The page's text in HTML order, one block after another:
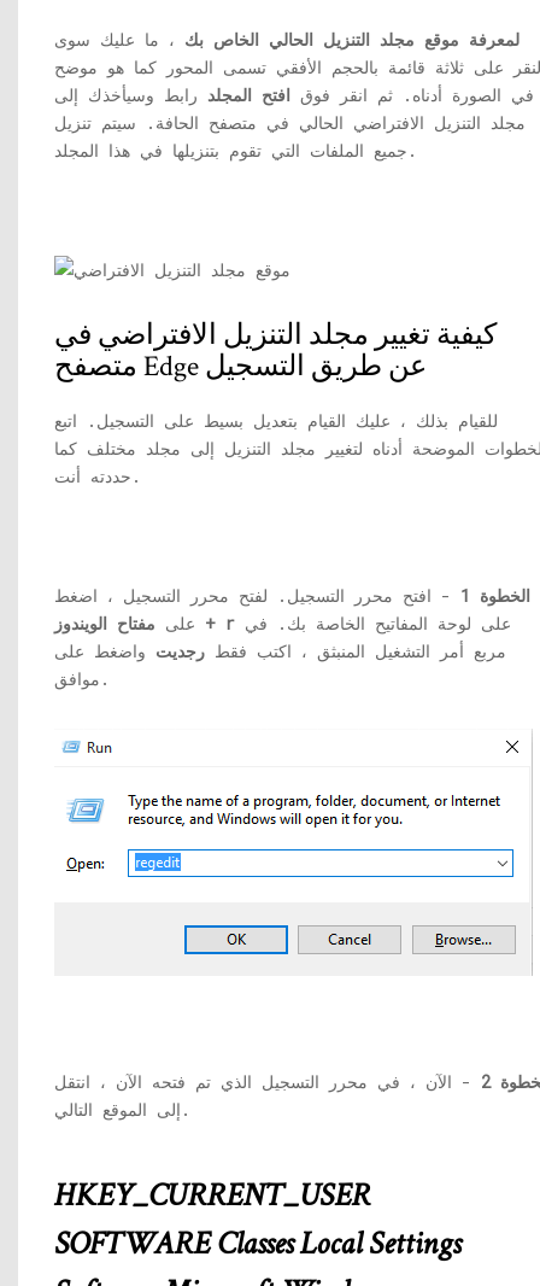
لمعرفة موقع مجلد التنزيل الحالي الخاص بك ، ما عليك سوى
على ثلاثة قائمة بالحجم الأفقي تسمى المحور كما هو موضح
في الصورة أدناه. ثم انقر فوق افتح المجلد رابط وسيأخذك إلى
مجلد التنزيل الافتراضي الحالي في متصفح الحافة. سيتم تنزيل
جميع الملفات التي تقوم بتنزيلها في هذا المجلد.
كيفية تغيير مجلد التنزيل الافتراضي في
متصفح Edge عن طريق التسجيل
للقيام بذلك ، عليك القيام بتعديل بسيط على التسجيل. اتبع
الموضحة أدناه لتغيير مجلد التنزيل إلى مجلد مختلف كما
حددته أنت.
الخطوة 1
- افتح محرر التسجيل. لفتح محرر التسجيل ، اضغط
على مفتاح الويندوز + r
مربع أمر التشغيل المنبثق ، اكتب فقط رجديت واضغط على
موافق.
2
- الآن ، في محرر التسجيل الذي تم فتحه الآن ، انتقل
إلى الموقع التالي.
HKEY_CURRENT_USER
SOFTWARE Classes Local Settings